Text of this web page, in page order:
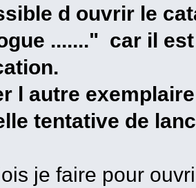
d ouvrir le
......." car il
l autre
tentative de
je faire pour